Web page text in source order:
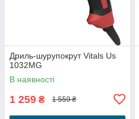
Дриль-шурупокрут Vitals Us
1032MG
В наявності
1 259 ₴ 1 559 ₴